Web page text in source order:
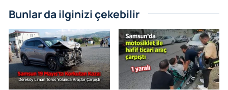
Bunlar da ilginizi çekebilir